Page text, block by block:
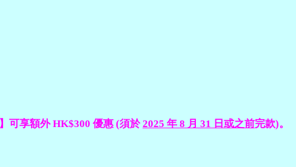
】可享額外 HK$300 優惠 (須於2025 年 8 月 31 日或之前完款)。